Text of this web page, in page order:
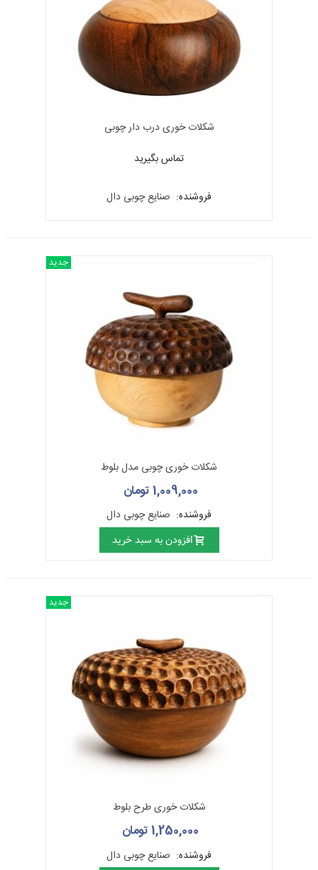
شکلات خوری درب دار چوبی
تماس بگیرید
فروشنده: صنایع چوبی دال
جدید
شکلات خوری چوبی مدل بلوط
1,009,000 تومان
فروشنده: صنایع چوبی دال
افزودن به سبد خرید
جدید
شکلات خوری طرح بلوط
1,250,000 تومان
فروشنده: صنایع چوبی دال